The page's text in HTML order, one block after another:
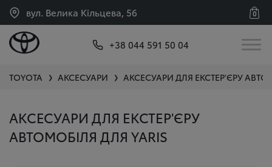
вул. Велика Кільцева, 56 0
+38 044 591 50 04
TOYOTA ❯ АКСЕСУАРИ ❯ АКСЕСУАРИ ДЛЯ ЕКСТЕР'ЄРУ
АКСЕСУАРИ ДЛЯ ЕКСТЕР'ЄРУ
АВТОМОБІЛЯ ДЛЯ YARIS